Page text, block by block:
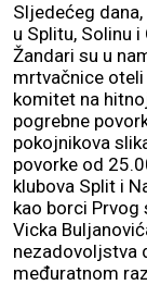
Sljedećeg
u Splitu, Solinu
Žandari su u
mrtvačnice
komitet na
pogrebne
pokojnikova
povorke od
klubova Split i
kao borci
Vicka
nezadovoljstva
međuratnom